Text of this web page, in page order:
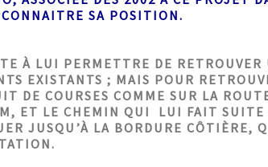
SA POSITION.
À LUI PERMETTRE DE
EXISTANTS ; MAIS POUR
DE COURSES COMME SUR LA
ET LE CHEMIN QUI LUI FAIT SUITE
JUSQU’À LA BORDURE CÔTIÈRE,